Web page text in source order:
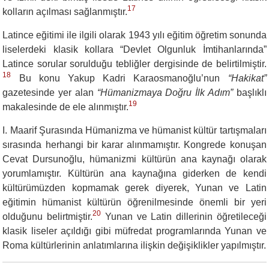
kolların açılması sağlanmıştır.17
Latince eğitimi ile ilgili olarak 1943 yılı eğitim öğretim sonunda
liselerdeki klasik kollara “Devlet Olgunluk İmtihanlarında”
Latince sorular sorulduğu tebliğler dergisinde de belirtilmiştir.
18 Bu konu Yakup Kadri Karaosmanoğlu’nun “Hakikat”
gazetesinde yer alan “Hümanizmaya Doğru İlk Adım”başlıklı
makalesinde de ele alınmıştır.19
I. Maarif Şurasında Hümanizma ve hümanist kültür tartışmaları
sırasında herhangi bir karar alınmamıştır. Kongrede konuşan
Cevat Dursunoğlu, hümanizmi kültürün ana kaynağı olarak
yorumlamıştır. Kültürün ana kaynağına giderken de kendi
kültürümüzden kopmamak gerek diyerek, Yunan ve Latin
eğitimin hümanist kültürün öğrenilmesinde önemli bir yeri
olduğunu belirtmiştir.20 Yunan ve Latin dillerinin öğretileceği
klasik liseler açıldığı gibi müfredat programlarında Yunan ve
Roma kültürlerinin anlatımlarına ilişkin değişiklikler yapılmıştır.